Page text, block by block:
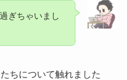
ぎちゃいまし
ちについて触れました